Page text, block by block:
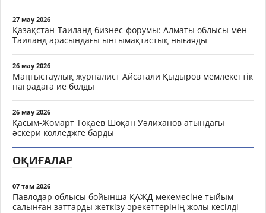
27 мау 2026
Қазақстан-Таиланд бизнес-форумы: Алматы облысы мен
Таиланд арасындағы ынтымақтастық нығаяды
26 мау 2026
Маңғыстаулық журналист Айсағали Қыдыров мемлекеттік
наградаға ие болды
26 мау 2026
Қасым-Жомарт Тоқаев Шоқан Уәлиханов атындағы
әскери колледжге барды
ОҚИҒАЛАР
07 там 2026
Павлодар облысы бойынша ҚАЖД мекемесіне тыйым
салынған заттарды жеткізу әрекеттерінің жолы кесілді